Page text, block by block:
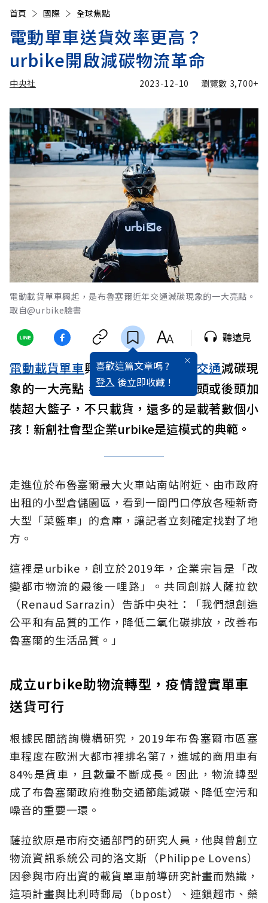
首頁 國際 全球焦點
電動單車送貨效率更高？
urbike開啟減碳物流革命
中央社 2023-12-10 瀏覽數 3,700+
電動載貨單車興起，是布魯塞爾近年交通減碳現象的一大亮點。
取自@urbike臉書
喜歡這篇文章嗎 ?
登入 後立即收藏 !
聽遠見
電動載貨單車興起是布魯塞爾近年 交通減碳現
象的一大亮點，馬路上常見單車前頭或後頭加
裝超大籃子，不只載貨，還多的是載著數個小
孩！新創社會型企業urbike是這模式的典範。
走進位於布魯塞爾最大火車站南站附近、由市政府
出租的小型倉儲園區，看到一間門口停放各種新奇
大型「菜籃車」的倉庫，讓記者立刻確定找對了地
方。
這裡是urbike，創立於2019年，企業宗旨是「改
變都市物流的最後一哩路」。共同創辦人薩拉欽
（Renaud Sarrazin）告訴中央社：「我們想創造
公平和有品質的工作，降低二氧化碳排放，改善布
魯塞爾的生活品質。」
成立urbike助物流轉型，疫情證實單車
送貨可行
根據民間諮詢機構研究，2019年布魯塞爾市區塞
車程度在歐洲大都市裡排名第7，進城的商用車有
84%是貨車，且數量不斷成長。因此，物流轉型
成了布魯塞爾政府推動交通節能減碳、降低空污和
噪音的重要一環。
薩拉欽原是市府交通部門的研究人員，他與曾創立
物流資訊系統公司的洛文斯（Philippe Lovens）
因參與市府出資的載貨單車前導研究計畫而熟識，
這項計畫與比利時郵局（bpost）、連鎖超市、藥